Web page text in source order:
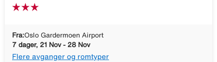
Fra:Oslo Gardermoen Airport
7 dager, 21 Nov - 28 Nov
Flere avganger og romtyper